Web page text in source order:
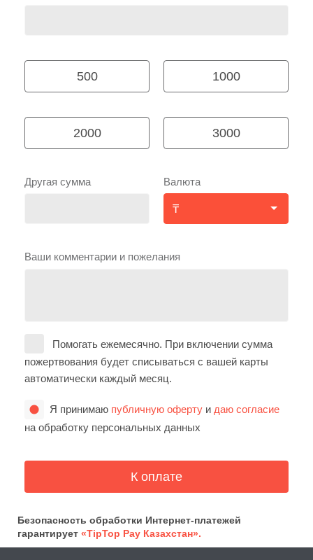
500 1000
2000 3000
Другая сумма Валюта
Ваши комментарии и пожелания
Помогать ежемесячно. При включении сумма
пожертвования будет списываться с вашей карты
автоматически каждый месяц.
Я принимаю публичную офертуи даю согласие
на обработку персональных данных
Безопасность обработки Интернет-платежей
гарантирует «TipTop Pay Казахстан».